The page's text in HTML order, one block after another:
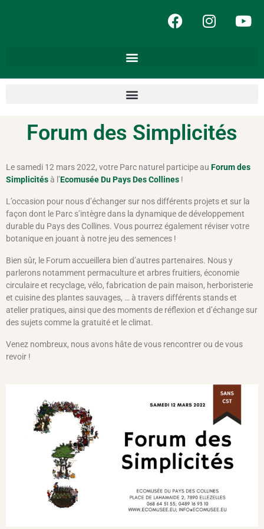
Forum des Simplicités
Le samedi 12 mars 2022, votre Parc naturel participe au Forum des
Simplicitésà l’Ecomusée Du Pays Des Collines !
L’occasion pour nous d’échanger sur nos différents projets et sur la
façon dont le Parc s’intègre dans la dynamique de développement
durable du Pays des Collines. Vous pourrez également réviser votre
botanique en jouant à notre jeu des semences !
Bien sûr, le Forum accueillera bien d’autres partenaires. Nous y
parlerons notamment permaculture et arbres fruitiers, économie
circulaire et recyclage, vélo, fabrication de pain maison, herboristerie
et cuisine des plantes sauvages, … à travers différents stands et
atelier pratiques, ainsi que des moments de réflexion et d’échange sur
des sujets comme la gratuité et le climat.
Venez nombreux, nous avons hâte de vous rencontrer ou de vous
revoir !